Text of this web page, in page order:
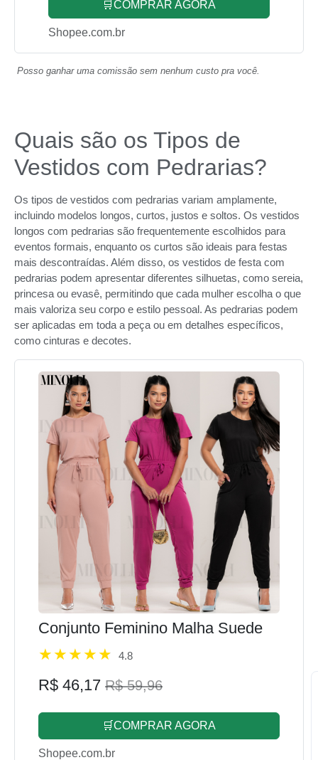
🛒COMPRAR AGORA
Shopee.com.br
Posso ganhar uma comissão sem nenhum custo pra você.
Quais são os Tipos de
Vestidos com Pedrarias?
Os tipos de vestidos com pedrarias variam amplamente,
incluindo modelos longos, curtos, justos e soltos. Os vestidos
longos com pedrarias são frequentemente escolhidos para
eventos formais, enquanto os curtos são ideais para festas
mais descontraídas. Além disso, os vestidos de festa com
pedrarias podem apresentar diferentes silhuetas, como sereia,
princesa ou evasê, permitindo que cada mulher escolha o que
mais valoriza seu corpo e estilo pessoal. As pedrarias podem
ser aplicadas em toda a peça ou em detalhes específicos,
como cinturas e decotes.
Conjunto Feminino Malha Suede
4.8
R$ 46,17 R$ 59,96
🛒COMPRAR AGORA
Shopee.com.br